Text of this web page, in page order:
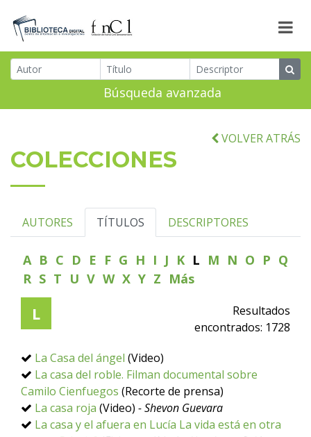
Búsqueda avanzada
VOLVER ATRÁS
COLECCIONES
AUTORES TÍTULOS DESCRIPTORES
A B C D E F G H I J K L M N O P Q
R S T U V W X Y Z Más
L
Resultados
encontrados: 1728
La Casa del ángel (Video)
La casa del roble. Filman documental sobre
Camilo Cienfuegos (Recorte de prensa)
La casa roja (Video) - Shevon Guevara
La casa y el afuera en Lucía La vida está en otra